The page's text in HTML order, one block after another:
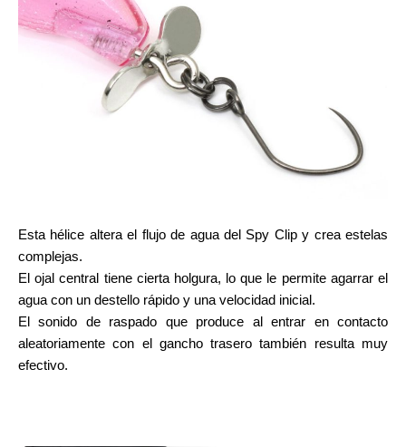
Esta hélice altera el flujo de agua del Spy Clip y crea estelas
complejas.
El ojal central tiene cierta holgura, lo que le permite agarrar el
agua con un destello rápido y una velocidad inicial.
El sonido de raspado que produce al entrar en contacto
aleatoriamente con el gancho trasero también resulta muy
efectivo.